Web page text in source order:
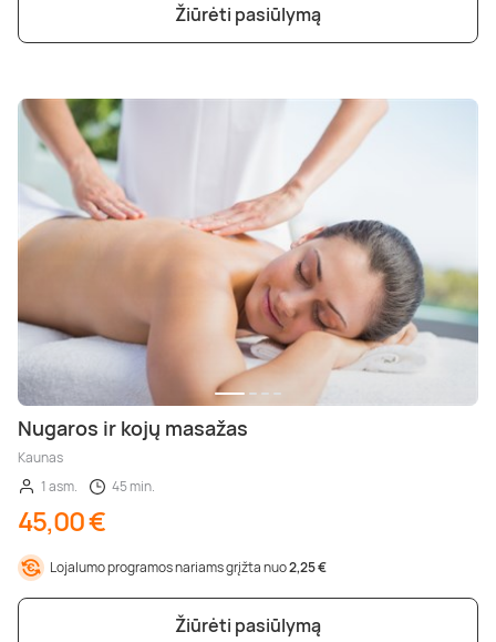
Žiūrėti pasiūlymą
Nugaros ir kojų masažas
Kaunas
1 asm.
45 min.
45,00 €
Lojalumo programos nariams grįžta nuo2,25 €
Žiūrėti pasiūlymą